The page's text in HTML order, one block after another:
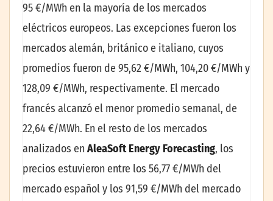
95 €/MWh en la mayoría de los mercados
eléctricos europeos. Las excepciones fueron los
mercados alemán, británico e italiano, cuyos
promedios fueron de 95,62 €/MWh, 104,20 €/MWh y
128,09 €/MWh, respectivamente. El mercado
francés alcanzó el menor promedio semanal, de
22,64 €/MWh. En el resto de los mercados
analizados en AleaSoft Energy Forecasting, los
precios estuvieron entre los 56,77 €/MWh del
mercado español y los 91,59 €/MWh del mercado